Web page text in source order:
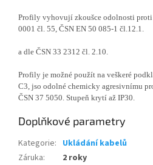
Profily vyhovují zkoušce odolnosti proti
0001 čl. 55, ČSN EN 50 085-1 čl.12.1.
a dle ČSN 33 2312 čl. 2.10.
Profily je možné použít na veškeré
C3, jso odolné chemicky agresivnímu
ČSN 37 5050. Stupeň krytí až IP30.
Doplňkové parametry
Kategorie: Ukládání kabelů
Záruka: 2 roky